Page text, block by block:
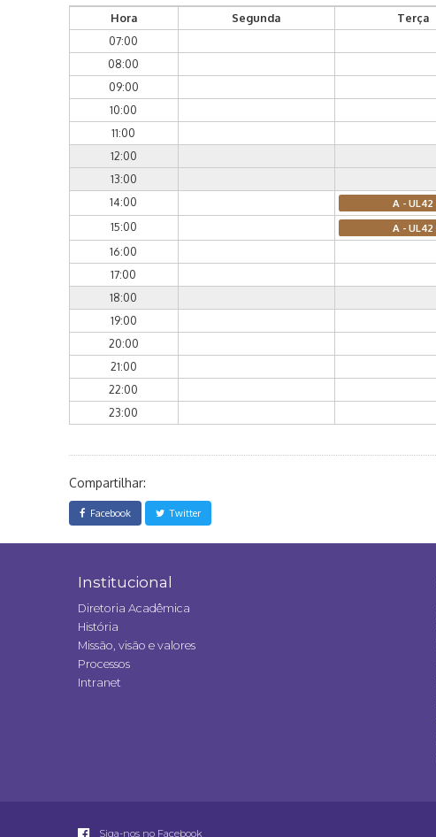
Hora Segunda Terça
07:00
08:00
09:00
10:00
11:00
12:00
13:00
14:00
A - UL42
15:00 A - UL42
16:00
17:00
18:00
19:00
20:00
21:00
22:00
23:00
Compartilhar:
Facebook Twitter
Institucional
Diretoria Acadêmica
História
Missão, visão e valores
Processos
Intranet
Siga-nos no Facebook